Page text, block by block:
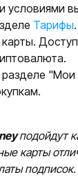
условиями
Тарифы.
разделе
подойдут
карты